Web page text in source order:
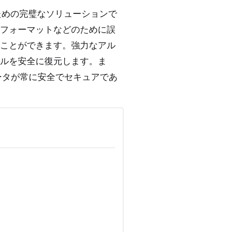
の完璧なソリューションで
ォーマットなどのために誤
とができます。強力なアル
を安全に復元します。ま
が常に安全でセキュアであ